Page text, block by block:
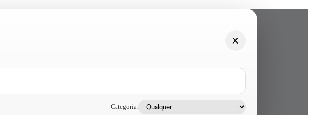
Categoria: